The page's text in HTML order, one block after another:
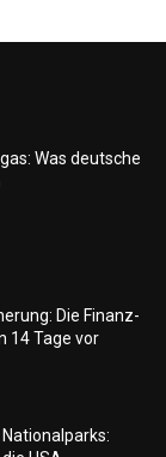
Was deutsche
Die Finanz-
14 Tage vor